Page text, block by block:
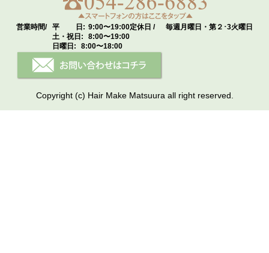
営業時間/ 平 日: 9:00〜19:00
土・祝日:
8:00〜19:00
日曜日:
8:00〜18:00
定休日 / 毎週月曜日・第２･3火曜日
Copyright (c) Hair Make Matsuura all right reserved.